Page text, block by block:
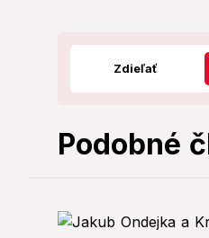
Zdieľať
Podobné